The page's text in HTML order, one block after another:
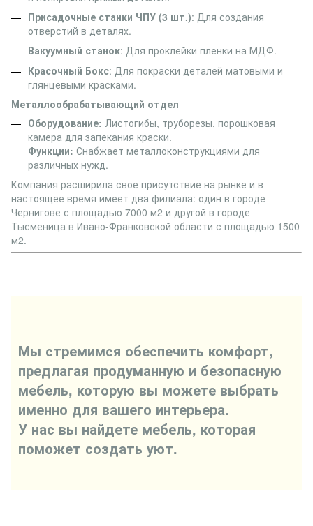
Присадочные станки ЧПУ (3 шт.): Для создания
отверстий в деталях.
Вакуумный станок: Для проклейки пленки на МДФ.
Красочный Бокс: Для покраски деталей матовыми и
глянцевыми красками.
Металлообрабатывающий отдел
Оборудование: Листогибы, труборезы, порошковая
камера для запекания краски.
Функции: Снабжает металлоконструкциями для
различных нужд.
Компания расширила свое присутствие на рынке и в
настоящее время имеет два филиала: один в городе
Чернигове с площадью 7000 м2 и другой в городе
Тысменица в Ивано-Франковской области с площадью 1500
м2.
Мы стремимся обеспечить комфорт,
предлагая продуманную и безопасную
мебель, которую вы можете выбрать
именно для вашего интерьера.
У нас вы найдете мебель, которая
поможет создать уют.